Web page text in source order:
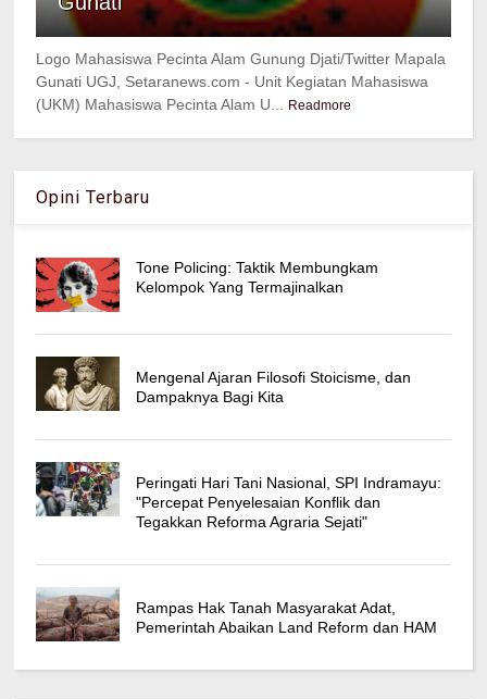
Logo Mahasiswa Pecinta Alam Gunung Djati/Twitter Mapala
Gunati UGJ, Setaranews.com - Unit Kegiatan Mahasiswa
(UKM) Mahasiswa Pecinta Alam U...
Readmore
Opini Terbaru
Tone Policing: Taktik Membungkam
Kelompok Yang Termajinalkan
Mengenal Ajaran Filosofi Stoicisme, dan
Dampaknya Bagi Kita
Peringati Hari Tani Nasional, SPI Indramayu:
"Percepat Penyelesaian Konflik dan
Tegakkan Reforma Agraria Sejati"
Rampas Hak Tanah Masyarakat Adat,
Pemerintah Abaikan Land Reform dan HAM